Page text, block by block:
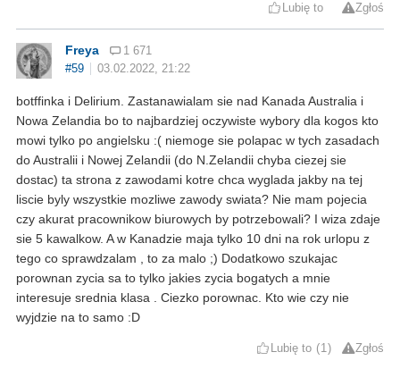
Lubię to Zgłoś
Freya
1 671
#59
03.02.2022, 21:22
botffinka i Delirium. Zastanawialam sie nad Kanada Australia i
Nowa Zelandia bo to najbardziej oczywiste wybory dla kogos kto
mowi tylko po angielsku :( niemoge sie polapac w tych zasadach
do Australii i Nowej Zelandii (do N.Zelandii chyba ciezej sie
dostac) ta strona z zawodami kotre chca wyglada jakby na tej
liscie byly wszystkie mozliwe zawody swiata? Nie mam pojecia
czy akurat pracownikow biurowych by potrzebowali? I wiza zdaje
sie 5 kawalkow. A w Kanadzie maja tylko 10 dni na rok urlopu z
tego co sprawdzalam , to za malo ;) Dodatkowo szukajac
porownan zycia sa to tylko jakies zycia bogatych a mnie
interesuje srednia klasa . Ciezko porownac. Kto wie czy nie
wyjdzie na to samo :D
Lubię to 1 Zgłoś